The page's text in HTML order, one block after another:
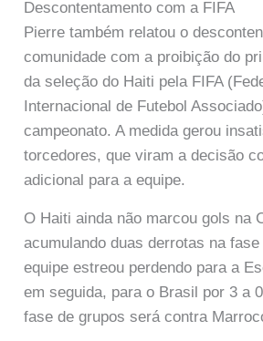
Descontentamento com a FIFA
Pierre também relatou o
comunidade com a proibição do
da seleção do Haiti pela FIFA
Internacional de Futebol
campeonato. A medida gerou
torcedores, que viram a decisão
adicional para a equipe.
O Haiti ainda não marcou gols na
acumulando duas derrotas na
equipe estreou perdendo para a
em seguida, para o Brasil por 3 a
fase de grupos será contra